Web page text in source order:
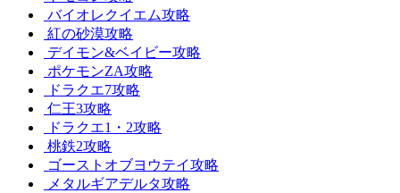
バイオレクイエム攻略
紅の砂漠攻略
デイモン&ベイビー攻略
ポケモンZA攻略
ドラクエ7攻略
仁王3攻略
ドラクエ1・2攻略
桃鉄2攻略
ゴーストオブヨウテイ攻略
メタルギアデルタ攻略